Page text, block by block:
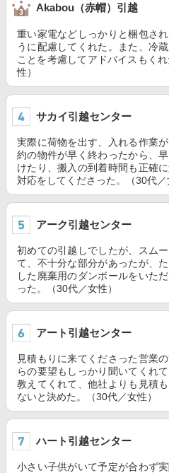
Akabou（赤帽）引越
重い家電などしっかりと梱包さ
うに配慮してくれた。また、冷
ことを考慮してアドバイスもく
性）
サカイ引越センター
実際に荷物を出す、入れる作業
約の物件が早く終わったから、
けたり、搬入の到着時間も正確
対応をしてくださった。（30代／
アーク引越センター
初めての引越しでしたが、スム
て、不十分な部分があったが、
した廃棄用のダンボールをいた
った。（30代／女性）
アート引越センター
見積もりに来てくださった営業
らの要望もしっかり聞いてくれ
教えてくれて、他社よりも見積
ないと決めた。（30代／女性）
ハート引越センター
小さい子供がいて予定が合わず